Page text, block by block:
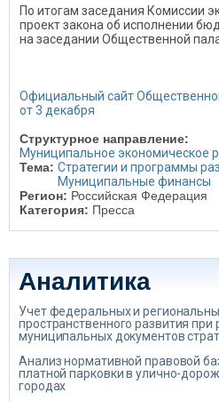
По итогам заседания Комиссии
проект закона об исполнении
на заседании Общественной
Официальный сайт
от 3 декабря
Структурное направление:
Муниципальное экономическое
Тема: Стратегии и программы
Муниципальные финансы
Регион: Российская Федерация
Категория: Пресса
Аналитика
Учет федеральных и
пространственного развития при
муниципальных документов
Анализ нормативной правовой
платной парковки в улично-
городах